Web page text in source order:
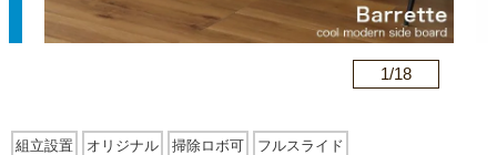
ソファ
1/18
組立設置 オリジナル 掃除ロボ可 フルスライド